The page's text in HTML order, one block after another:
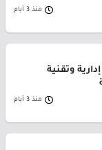
منذ 3 أيام
وتقنية
منذ 3 أيام